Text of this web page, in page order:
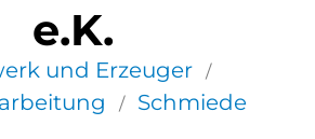
e.K.
und Erzeuger /
/ Schmiede